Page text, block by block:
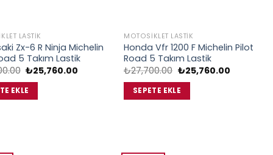
LASTIK
Zx-6 R Ninja Michelin
5 Takım Lastik
Orijinal
fiyat:
₺27,700.00.
₺25,760.00
EKLE
MOTOSIKLET LASTIK
Honda Vfr 1200 F Michelin Pilot
Road 5 Takım Lastik
₺27,700.00 Orijinal
fiyat:
₺27,700.00.
₺25,760.00Şu
SEPETE EKLE